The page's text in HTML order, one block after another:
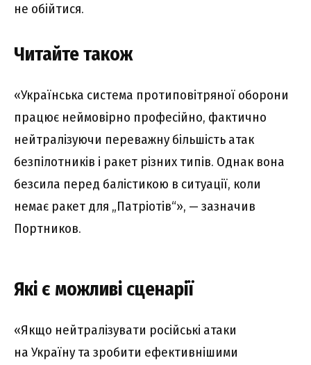
не обійтися.
Читайте також
«Українська система протиповітряної оборони
працює неймовірно професійно, фактично
нейтралізуючи переважну більшість атак
безпілотників і ракет різних типів. Однак вона
безсила перед балістикою в ситуації, коли
немає ракет для „Патріотів“», — зазначив
Портников.
Які є можливі сценарії
«Якщо нейтралізувати російські атаки
на Україну та зробити ефективнішими